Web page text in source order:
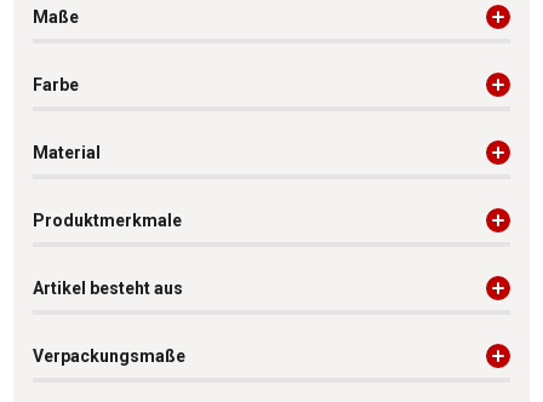
Maße
Farbe
Material
Produktmerkmale
Artikel besteht aus
Verpackungsmaße